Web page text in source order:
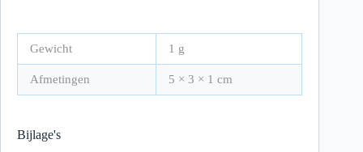
Gewicht 1 g
Afmetingen 5 × 3 × 1 cm
Bijlage's